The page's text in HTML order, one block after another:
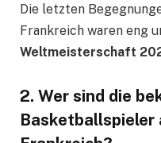
Die letzten
Frankreich waren eng
Weltmeisterschaft
2. Wer sind die
Basketballspieler